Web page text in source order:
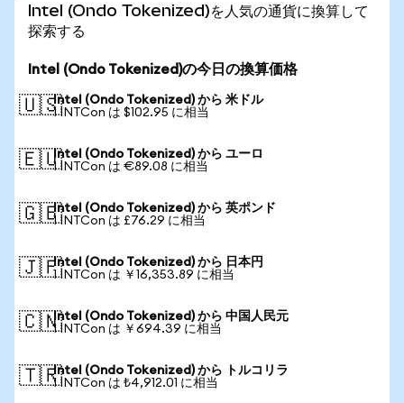
Intel (Ondo Tokenized)を人気の通貨に換算して
探索する
Intel (Ondo Tokenized)の今日の換算価格
🇺🇸Intel (Ondo Tokenized) から 米ドル
1 INTCon は $102.95 に相当
🇪🇺Intel (Ondo Tokenized) から ユーロ
1 INTCon は €89.08 に相当
🇬🇧Intel (Ondo Tokenized) から 英ポンド
1 INTCon は £76.29 に相当
🇯🇵Intel (Ondo Tokenized) から 日本円
1 INTCon は ￥16,353.89 に相当
🇨🇳Intel (Ondo Tokenized) から 中国人民元
1 INTCon は ￥694.39 に相当
🇹🇷Intel (Ondo Tokenized) から トルコリラ
1 INTCon は ₺4,912.01 に相当